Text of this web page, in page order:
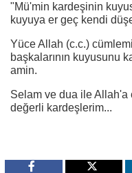
"Mü'min kardeşinin
kuyuya er geç kendi
Yüce Allah (c.c.)
başkalarının kuyusunu
amin.
Selam ve dua ile Allah'a
değerli kardeşlerim...